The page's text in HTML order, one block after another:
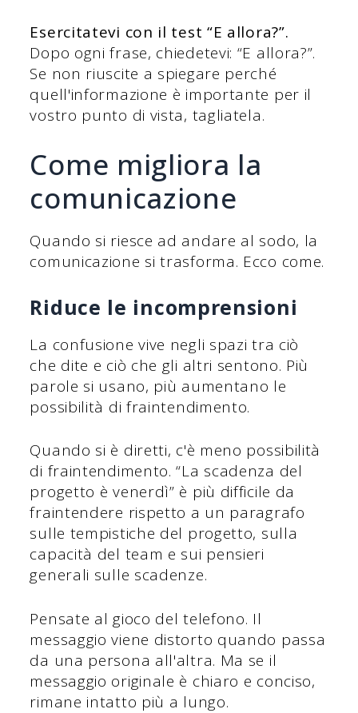
Esercitatevi con il test “E allora?”.
Dopo ogni frase, chiedetevi: “E allora?”.
Se non riuscite a spiegare perché
quell'informazione è importante per il
vostro punto di vista, tagliatela.
Come migliora la
comunicazione
Quando si riesce ad andare al sodo, la
comunicazione si trasforma. Ecco come.
Riduce le incomprensioni
La confusione vive negli spazi tra ciò
che dite e ciò che gli altri sentono. Più
parole si usano, più aumentano le
possibilità di fraintendimento.
Quando si è diretti, c'è meno possibilità
di fraintendimento. “La scadenza del
progetto è venerdì” è più difficile da
fraintendere rispetto a un paragrafo
sulle tempistiche del progetto, sulla
capacità del team e sui pensieri
generali sulle scadenze.
Pensate al gioco del telefono. Il
messaggio viene distorto quando passa
da una persona all'altra. Ma se il
messaggio originale è chiaro e conciso,
rimane intatto più a lungo.